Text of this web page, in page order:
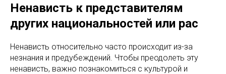
Ненависть к представителям
других национальностей или рас
Ненависть относительно часто происходит из-за
незнания и предубеждений. Чтобы преодолеть эту
ненависть, важно познакомиться с культурой и